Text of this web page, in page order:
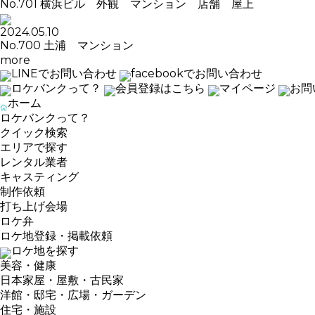
No.701 横浜ビル 外観 マンション 店舗 屋上
2024.05.10
No.700 土浦 マンション
more
LINEでお問い合わせ
facebookでお問い合わせ
ロケバンクって？
会員登録はこちら マイページ
お
ホーム
ロケバンクって？
クイック検索
エリアで探す
レンタル業者
キャスティング
制作依頼
打ち上げ会場
ロケ弁
ロケ地登録・掲載依頼
ロケ地を探す
美容・健康
日本家屋・屋敷・古民家
洋館・邸宅・広場・ガーデン
住宅・施設